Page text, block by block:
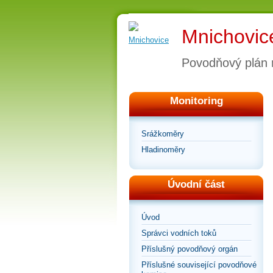
Povodňový plán
Monitoring
Srážkoměry
Hladinoměry
Úvodní část
Úvod
Správci vodních toků
Příslušný povodňový orgán
Příslušné související povodňové